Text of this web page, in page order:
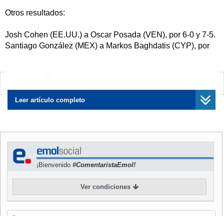
Otros resultados:
Josh Cohen (EE.UU.) a Oscar Posada (VEN), por 6-0 y 7-5.
Santiago González (MEX) a Markos Baghdatis (CYP), por
Fernando Verdasco (ESP) a Charles Roche (FRA), por 6-1
y 6-3.
Luis Felipe Noriega (PER) a Giovanni Lapentti (ECU), por
Gilles Muller (LUX) a Lionel Noviski (ARG), por 6-2 y 7-6(6).
Gisella Dulko (ARG) a Galina Voskoboeva (RUS), 6-4, 1-6 y
6-1.
Claudine Schaul (LUX) a María Fernanda Alves (BRA), 7-
Daniela Bercek (YUG) a María Serra (ARG), por 6-2 y 6-3.
Anais Lauredon (FRA) a María José López (MEX), por 2-6,
Leer artículo completo
¡Bienvenido #ComentaristaEmol!
Ver condiciones